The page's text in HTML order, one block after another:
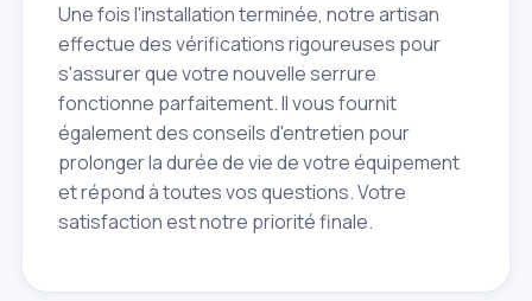
Une fois l'installation terminée, notre artisan
effectue des vérifications rigoureuses pour
s'assurer que votre nouvelle serrure
fonctionne parfaitement. Il vous fournit
également des conseils d'entretien pour
prolonger la durée de vie de votre équipement
et répond à toutes vos questions. Votre
satisfaction est notre priorité finale.